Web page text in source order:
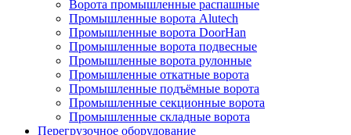
Ворота промышленные распашные
Промышленные ворота Alutech
Промышленные ворота DoorHan
Промышленные ворота подвесные
Промышленные ворота рулонные
Промышленные откатные ворота
Промышленные подъёмные ворота
Промышленные секционные ворота
Промышленные складные ворота
Перегрузочное оборудование